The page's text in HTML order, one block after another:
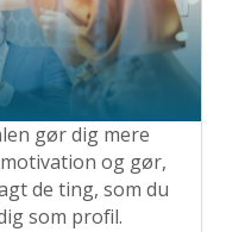
gør dig mere
og gør,
de ting, som du
som profil.